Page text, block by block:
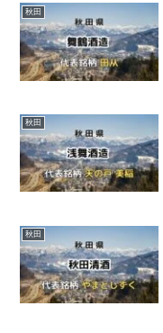
秋田
秋田
秋田